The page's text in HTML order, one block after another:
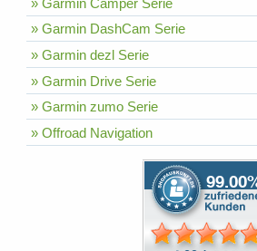
» Garmin DashCam Serie
» Garmin dezl Serie
» Garmin Drive Serie
» Garmin zumo Serie
» Offroad Navigation